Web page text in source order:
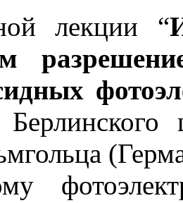
лекции “
Берлинского